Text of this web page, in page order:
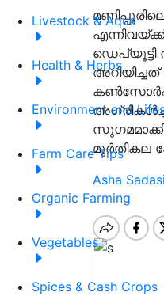
Livestock & Aqua
Health & Herbs
Environment and
Farm Care Tips
Organic Farming
Vegetables
Spices & Cash Crops
ഡെപ്യൂട്ടി
മുർതികല
Asha